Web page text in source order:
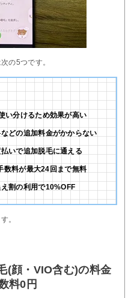
の5つです。
い分けるため効果が高い
どの追加料金がかからない
いで追加脱毛に通える
数料が最大24回まで無料
割の利用で10%OFF
。
(顔・VIO含む)の料金
料0円